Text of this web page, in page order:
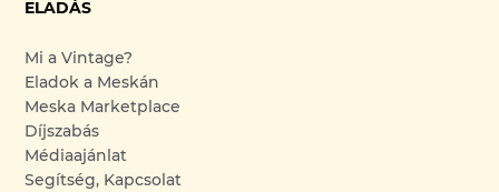
ELADÁS
Mi a Vintage?
Eladok a Meskán
Meska Marketplace
Díjszabás
Médiaajánlat
Segítség, Kapcsolat